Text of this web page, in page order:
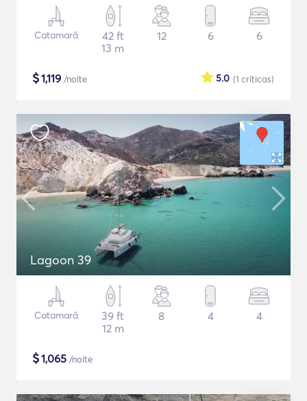
Catamarã
42 ft
13 m
12 6 6
$1,119 /noite (1 críticas)
5.0
Lagoon 39
Catamarã
39 ft
12 m
8 4 4
$1,065 /noite